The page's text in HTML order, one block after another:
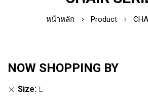
หน้าหลัก Product
NOW SHOPPING BY
Size L